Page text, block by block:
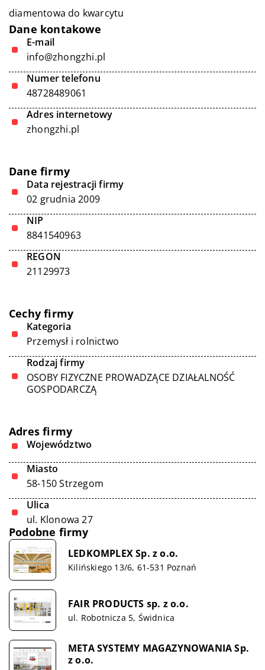
diamentowa do kwarcytu
Dane kontakowe
E-mail
info@zhongzhi.pl
Numer telefonu
48728489061
Adres internetowy
zhongzhi.pl
Dane firmy
Data rejestracji firmy
02 grudnia 2009
NIP
8841540963
REGON
21129973
Cechy firmy
Kategoria
Przemysł i rolnictwo
Rodzaj firmy
OSOBY FIZYCZNE PROWADZĄCE DZIAŁALNOŚĆ
GOSPODARCZĄ
Adres firmy
Województwo
Miasto
58-150 Strzegom
Ulica
ul. Klonowa 27
Podobne firmy
LEDKOMPLEX Sp. z o.o.
Kilińskiego 13/6, 61-531 Poznań
FAIR PRODUCTS sp. z o.o.
ul. Robotnicza 5, Świdnica
META SYSTEMY MAGAZYNOWANIA Sp.
z o.o.